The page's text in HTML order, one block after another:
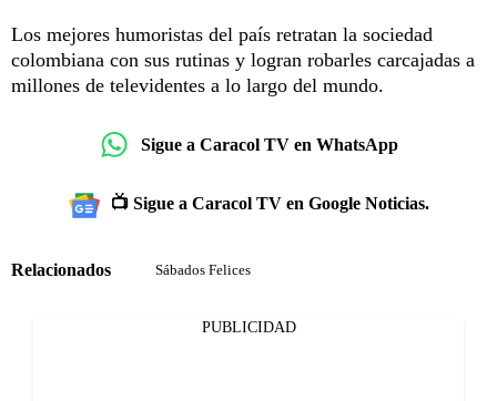
Los mejores humoristas del país retratan la sociedad
colombiana con sus rutinas y logran robarles carcajadas a
millones de televidentes a lo largo del mundo.
Sigue a Caracol TV en WhatsApp
📺 Sigue a Caracol TV en Google Noticias.
Relacionados Sábados Felices
PUBLICIDAD